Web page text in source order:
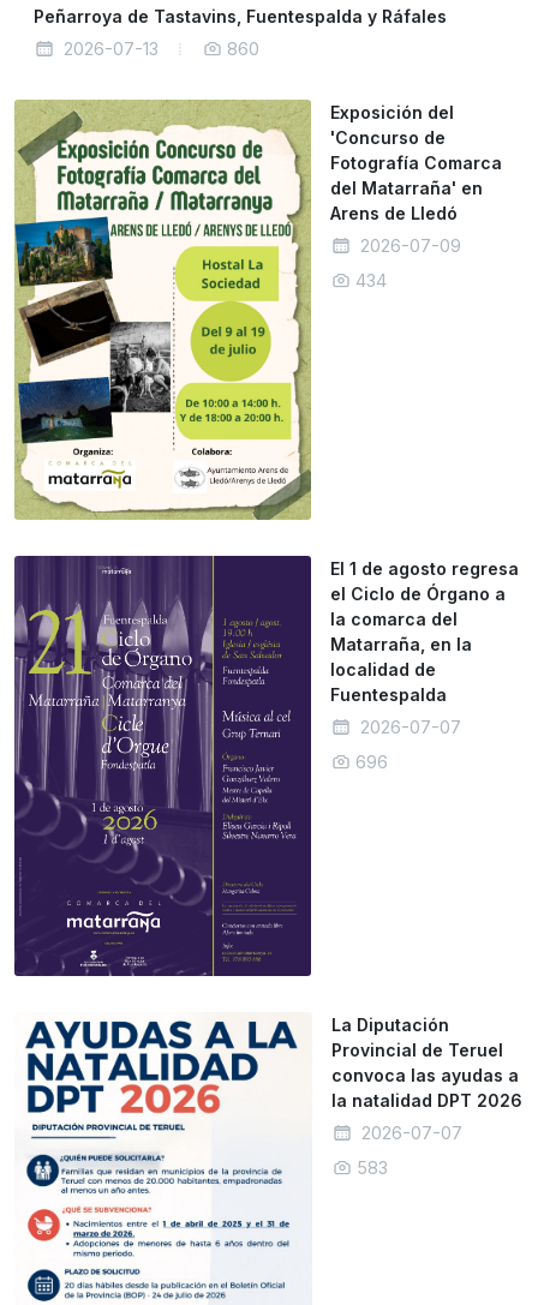
Peñarroya de Tastavins, Fuentespalda y Ráfales
2026-07-13
860
Exposición del
'Concurso de
Fotografía Comarca
del Matarraña' en
Arens de Lledó
2026-07-09
434
El 1 de agosto regresa
el Ciclo de Órgano a
la comarca del
Matarraña, en la
localidad de
Fuentespalda
2026-07-07
696
La Diputación
Provincial de Teruel
convoca las ayudas a
la natalidad DPT 2026
2026-07-07
583